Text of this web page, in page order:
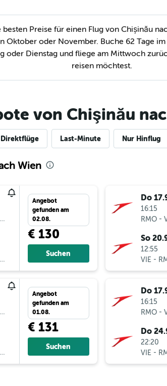
besten Preise für einen Flug von Chișinău
Oktober oder November. Buche 62 Tage
oder Dienstag und fliege am Mittwoch
reisen möchtest.
von Chişinău
Direktflüge Last-Minute Nur Hinflug
Wien
Angebot
gefunden am
02.08.
€ 130
Suchen
Angebot
gefunden am
01.08.
€ 131
Suchen
Do
16:15
RMO-
So
12:55
VIE -
Do
16:15
RMO-
Do
22:20
VIE -